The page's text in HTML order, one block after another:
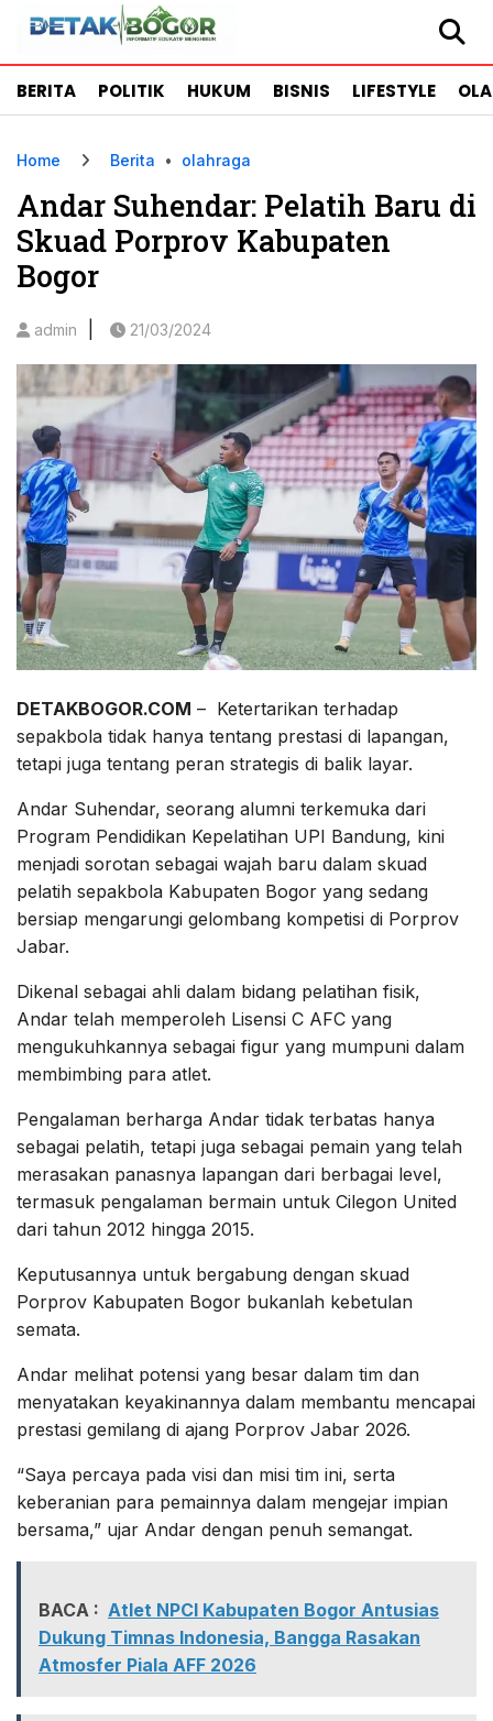
BERITA POLITIK HUKUM BISNIS LIFESTYLE
Home Berita • olahraga
Andar Suhendar: Pelatih Baru di
Skuad Porprov Kabupaten
Bogor
admin 21/03/2024
DETAKBOGOR.COM – Ketertarikan terhadap
sepakbola tidak hanya tentang prestasi di lapangan,
tetapi juga tentang peran strategis di balik layar.
Andar Suhendar, seorang alumni terkemuka dari
Program Pendidikan Kepelatihan UPI Bandung, kini
menjadi sorotan sebagai wajah baru dalam skuad
pelatih sepakbola Kabupaten Bogor yang sedang
bersiap mengarungi gelombang kompetisi di Porprov
Jabar.
Dikenal sebagai ahli dalam bidang pelatihan fisik,
Andar telah memperoleh Lisensi C AFC yang
mengukuhkannya sebagai figur yang mumpuni dalam
membimbing para atlet.
Pengalaman berharga Andar tidak terbatas hanya
sebagai pelatih, tetapi juga sebagai pemain yang telah
merasakan panasnya lapangan dari berbagai level,
termasuk pengalaman bermain untuk Cilegon United
dari tahun 2012 hingga 2015.
Keputusannya untuk bergabung dengan skuad
Porprov Kabupaten Bogor bukanlah kebetulan
semata.
Andar melihat potensi yang besar dalam tim dan
menyatakan keyakinannya dalam membantu mencapai
prestasi gemilang di ajang Porprov Jabar 2026.
“Saya percaya pada visi dan misi tim ini, serta
keberanian para pemainnya dalam mengejar impian
bersama,” ujar Andar dengan penuh semangat.
BACA : Atlet NPCI Kabupaten Bogor Antusias
Dukung Timnas Indonesia, Bangga Rasakan
Atmosfer Piala AFF 2026